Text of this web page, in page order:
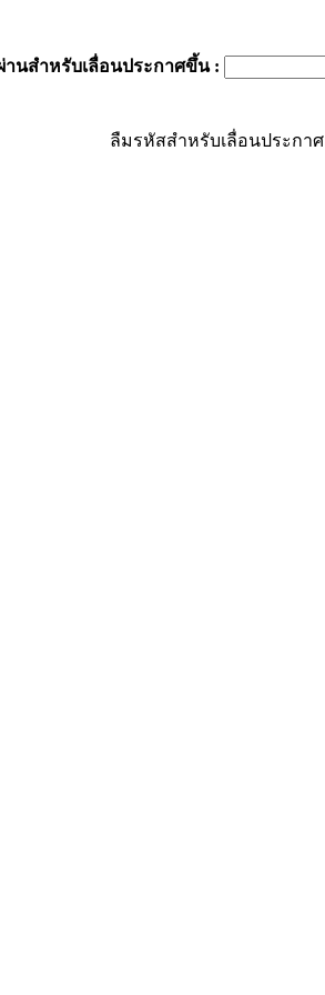
านสำหรับเลื่อนประกาศขึ้น:
ลืมรหัสสำหรับเลื่อนประกาศ